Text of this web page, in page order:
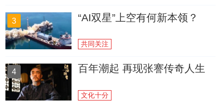
3 “AI双星”上空有何新本领？
共同关注
4 百年潮起 再现张謇传奇人生
文化十分